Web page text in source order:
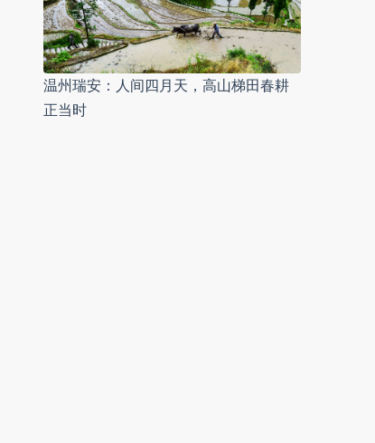
温州瑞安：人间四月天，高山梯田春耕
正当时